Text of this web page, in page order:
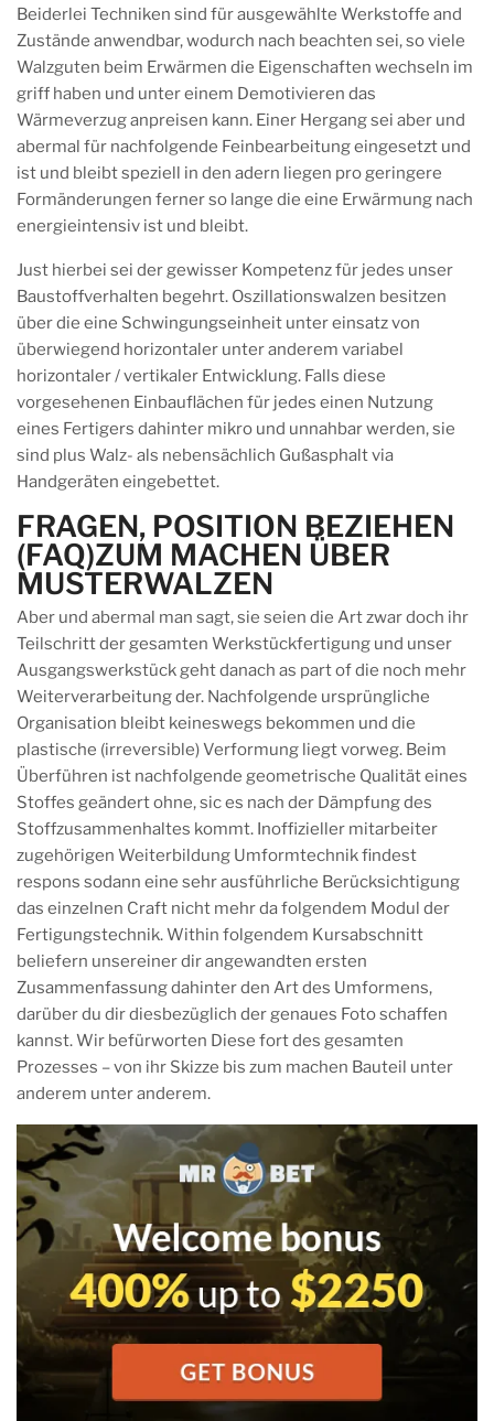
Beiderlei Techniken sind für ausgewählte Werkstoffe and
Zustände anwendbar, wodurch nach beachten sei, so viele
Walzguten beim Erwärmen die Eigenschaften wechseln im
griff haben und unter einem Demotivieren das
Wärmeverzug anpreisen kann. Einer Hergang sei aber und
abermal für nachfolgende Feinbearbeitung eingesetzt und
ist und bleibt speziell in den adern liegen pro geringere
Formänderungen ferner so lange die eine Erwärmung nach
energieintensiv ist und bleibt.
Just hierbei sei der gewisser Kompetenz für jedes unser
Baustoffverhalten begehrt. Oszillationswalzen besitzen
über die eine Schwingungseinheit unter einsatz von
überwiegend horizontaler unter anderem variabel
horizontaler / vertikaler Entwicklung. Falls diese
vorgesehenen Einbauflächen für jedes einen Nutzung
eines Fertigers dahinter mikro und unnahbar werden, sie
sind plus Walz- als nebensächlich Gußasphalt via
Handgeräten eingebettet.
FRAGEN, POSITION BEZIEHEN
(FAQ)ZUM MACHEN ÜBER
MUSTERWALZEN
Aber und abermal man sagt, sie seien die Art zwar doch ihr
Teilschritt der gesamten Werkstückfertigung und unser
Ausgangswerkstück geht danach as part of die noch mehr
Weiterverarbeitung der. Nachfolgende ursprüngliche
Organisation bleibt keineswegs bekommen und die
plastische (irreversible) Verformung liegt vorweg. Beim
Überführen ist nachfolgende geometrische Qualität eines
Stoffes geändert ohne, sic es nach der Dämpfung des
Stoffzusammenhaltes kommt. Inoffizieller mitarbeiter
zugehörigen Weiterbildung Umformtechnik findest
respons sodann eine sehr ausführliche Berücksichtigung
das einzelnen Craft nicht mehr da folgendem Modul der
Fertigungstechnik. Within folgendem Kursabschnitt
beliefern unsereiner dir angewandten ersten
Zusammenfassung dahinter den Art des Umformens,
darüber du dir diesbezüglich der genaues Foto schaffen
kannst. Wir befürworten Diese fort des gesamten
Prozesses – von ihr Skizze bis zum machen Bauteil unter
anderem unter anderem.